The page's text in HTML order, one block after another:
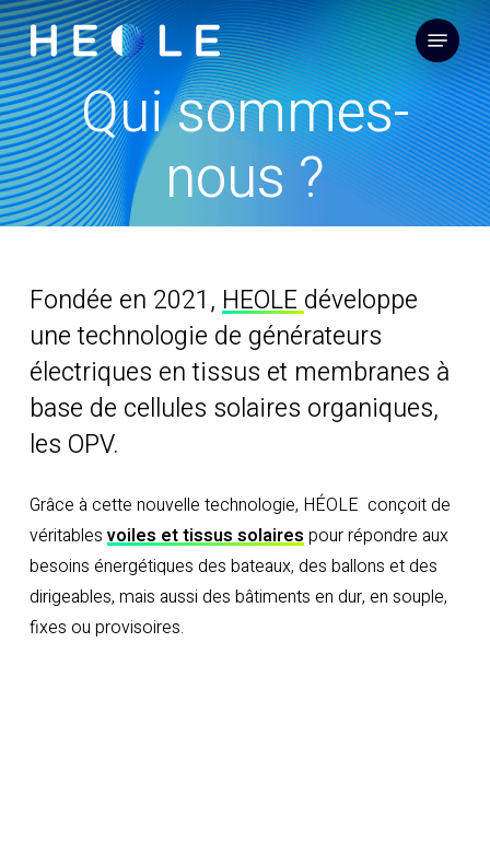
Skip
to
main
content
Menu
Qui sommes-
nous ?
Fondée en 2021, HEOLE développe
une technologie de générateurs
électriques en tissus et membranes à
base de cellules solaires organiques,
les OPV.
Grâce à cette nouvelle technologie, HÉOLE conçoit de
véritables voiles et tissus solaires pour répondre aux
besoins énergétiques des bateaux, des ballons et des
dirigeables, mais aussi des bâtiments en dur, en souple,
fixes ou provisoires.